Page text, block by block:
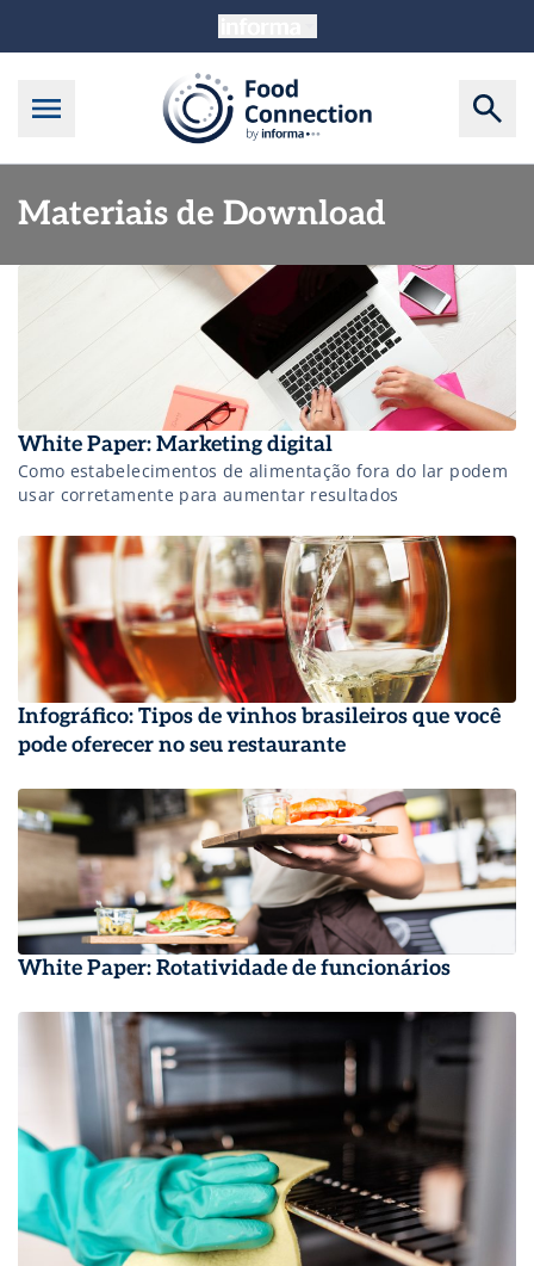
Materiais de Download
White Paper: Marketing digital
Como estabelecimentos de alimentação fora do lar podem
usar corretamente para aumentar resultados
Infográfico: Tipos de vinhos brasileiros que você
pode oferecer no seu restaurante
White Paper: Rotatividade de funcionários